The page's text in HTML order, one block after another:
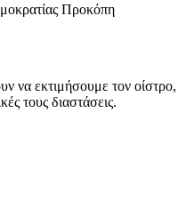
Προκόπη
να εκτιμήσουμε τον οίστρο,
τους διαστάσεις.